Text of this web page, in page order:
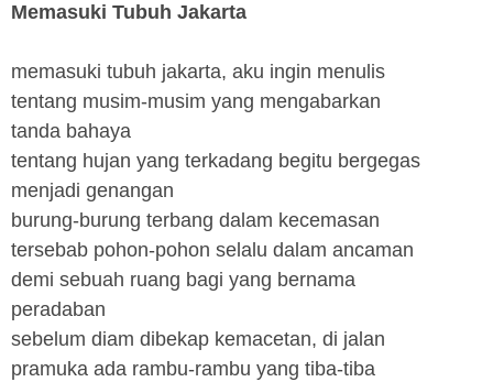
Memasuki Tubuh Jakarta
memasuki tubuh jakarta, aku ingin menulis
tentang musim-musim yang mengabarkan
tanda bahaya
tentang hujan yang terkadang begitu bergegas
menjadi genangan
burung-burung terbang dalam kecemasan
tersebab pohon-pohon selalu dalam ancaman
demi sebuah ruang bagi yang bernama
peradaban
sebelum diam dibekap kemacetan, di jalan
pramuka ada rambu-rambu yang tiba-tiba